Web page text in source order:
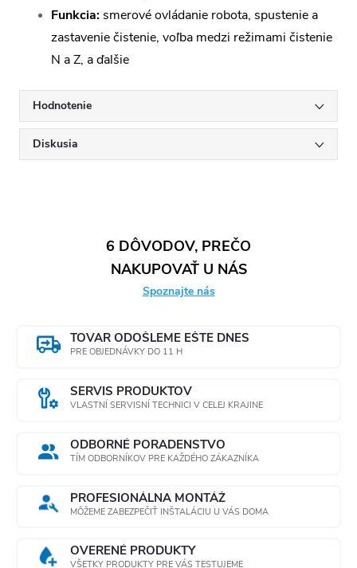
Funkcia:smerové ovládanie robota, spustenie a
zastavenie čistenie, voľba medzi režimami čistenie
N a Z, a ďalšie
Hodnotenie
Diskusia
6 DÔVODOV, PREČO
NAKUPOVAŤ U NÁS
Spoznajte nás
TOVAR ODOŠLEME EŠTE DNES
PRE OBJEDNÁVKY DO 11 H
SERVIS PRODUKTOV
VLASTNÍ SERVISNÍ TECHNICI V CELEJ KRAJINE
ODBORNÉ PORADENSTVO
TÍM ODBORNÍKOV PRE KAŽDÉHO ZÁKAZNÍKA
PROFESIONÁLNA MONTÁŽ
MÔŽEME ZABEZPEČIŤ INŠTALÁCIU U VÁS DOMA
OVERENÉ PRODUKTY
VŠETKY PRODUKTY PRE VÁS TESTUJEME